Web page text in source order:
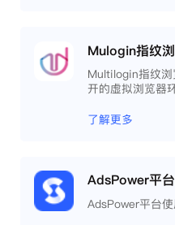
Mulogin指纹
Multilogin指纹
开的虚拟浏览器
程，开发网络自
了解更多
AdsPower平
AdsPower平台